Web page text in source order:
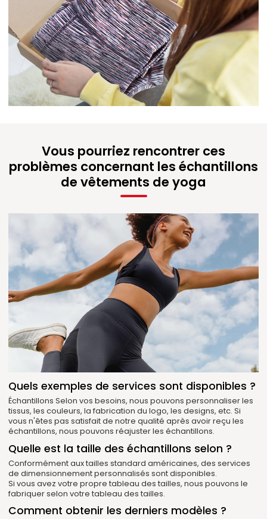
Vous pourriez rencontrer ces
problèmes concernant les échantillons
de vêtements de yoga
Quels exemples de services sont disponibles ?
Échantillons Selon vos besoins, nous pouvons personnaliser les
tissus, les couleurs, la fabrication du logo, les designs, etc. Si
vous n'êtes pas satisfait de notre qualité après avoir reçu les
échantillons, nous pouvons réajuster les échantillons.
Quelle est la taille des échantillons selon ?
Conformément aux tailles standard américaines, des services
de dimensionnement personnalisés sont disponibles.
Si vous avez votre propre tableau des tailles, nous pouvons le
fabriquer selon votre tableau des tailles.
Comment obtenir les derniers modèles ?